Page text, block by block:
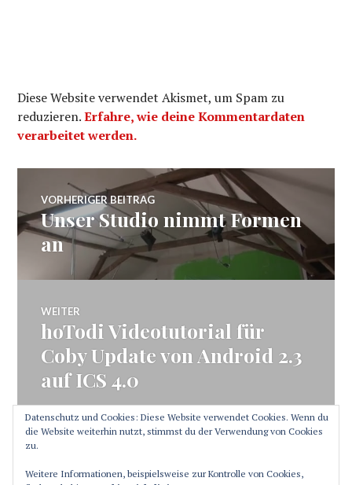
Diese Website verwendet Akismet, um Spam zu
reduzieren.Erfahre, wie deine Kommentardaten
verarbeitet werden.
Beitragsnavigation
VORHERIGER BEITRAG
Vorheriger
Beitrag:
Unser Studio nimmt Formen
an
WEITER
Nächster
Beitrag:
hoTodi Videotutorial für
Coby Update von Android 2.3
auf ICS 4.0
Datenschutz und Cookies: Diese Website verwendet Cookies. Wenn du
die Website weiterhin nutzt, stimmst du der Verwendung von Cookies
zu.
Weitere Informationen, beispielsweise zur Kontrolle von Cookies,